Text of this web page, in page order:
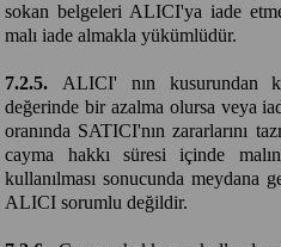
sokan belgeleri ALICI'ya iade
malı iade almakla yükümlüdür.
7.2.5. ALICI' nın kusurundan
değerinde bir azalma olursa veya
oranında SATICI'nın zararlarını
cayma hakkı süresi içinde
kullanılması sonucunda meydana
ALICI sorumlu değildir.